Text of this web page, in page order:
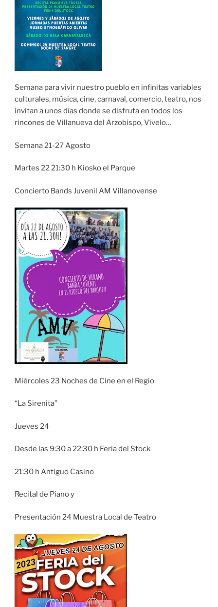
Semana para vivir nuestro pueblo en infinitas variables
culturales, música, cine, carnaval, comercio, teatro, nos
invitan a unos días donde se disfruta en todos los
rincones de Villanueva del Arzobispo, Vívelo…
Semana 21-27 Agosto
Martes 22 21:30 h Kiosko el Parque
Concierto Bands Juvenil AM Villanovense
Miércoles 23 Noches de Cine en el Regio
“La Sirenita”
Jueves 24
Desde las 9:30 a 22:30 h Feria del Stock
21:30 h Antiguo Casino
Recital de Piano y
Presentación 24 Muestra Local de Teatro